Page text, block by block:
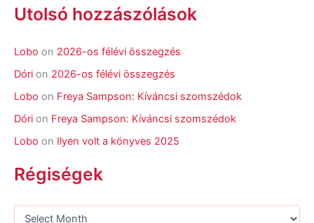
Utolsó hozzászólások
Lobo on 2026-os félévi összegzés
Dóri on 2026-os félévi összegzés
Lobo on Freya Sampson: Kíváncsi szomszédok
Dóri on Freya Sampson: Kíváncsi szomszédok
Lobo on Ilyen volt a könyves 2025
Régiségek